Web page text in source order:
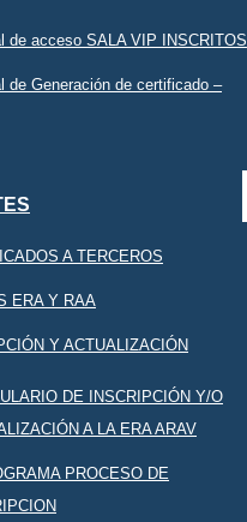
de acceso SALA VIP INSCRITOS
de Generación de certificado –
A TERCEROS
ERA Y RAA
Y ACTUALIZACIÓN
DE INSCRIPCIÓN Y/O
A LA ERA ARAV
PROCESO DE